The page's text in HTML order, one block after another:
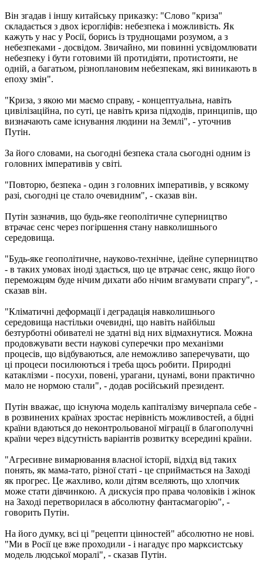
Він згадав і іншу китайську приказку: "Слово "криза"
складається з двох ієрогліфів: небезпека і можливість. Як
кажуть у нас у Росії, борись із труднощами розумом, а з
небезпеками - досвідом. Звичайно, ми повинні усвідомлювати
небезпеку і бути готовими їй протидіяти, протистояти, не
одній, а багатьом, різноплановим небезпекам, які виникають в
епоху змін".
"Криза, з якою ми маємо справу, - концептуальна, навіть
цивілізаційна, по суті, це навіть криза підходів, принципів, що
визначають саме існування людини на Землі", - уточнив
Путін.
За його словами, на сьогодні безпека стала сьогодні одним із
головних імперативів у світі.
"Повторю, безпека - один з головних імперативів, у всякому
разі, сьогодні це стало очевидним", - сказав він.
Путін зазначив, що будь-яке геополітичне суперництво
втрачає сенс через погіршення стану навколишнього
середовища.
"Будь-яке геополітичне, науково-технічне, ідейне суперництво
- в таких умовах іноді здається, що це втрачає сенс, якщо його
переможцям буде нічим дихати або нічим вгамувати спрагу", -
сказав він.
"Кліматичні деформації і деградація навколишнього
середовища настільки очевидні, що навіть найбільш
безтурботні обивателі не здатні від них відмахнутися. Можна
продовжувати вести наукові суперечки про механізми
процесів, що відбуваються, але неможливо заперечувати, що
ці процеси посилюються і треба щось робити. Природні
катаклізми - посухи, повені, урагани, цунамі, вони практично
мало не нормою стали", - додав російський президент.
Путін вважає, що існуюча модель капіталізму вичерпала себе -
в розвинених країнах зростає нерівність можливостей, а бідні
країни вдаються до неконтрольованої міграції в благополучні
країни через відсутність варіантів розвитку всередині країни.
"Агресивне вимарювання власної історії, відхід від таких
понять, як мама-тато, різної статі - це сприймається на Заході
як прогрес. Це жахливо, коли дітям вселяють, що хлопчик
може стати дівчинкою. А дискусія про права чоловіків і жінок
на Заході перетворилася в абсолютну фантасмагорію", -
говорить Путін.
На його думку, всі ці "рецепти цінностей" абсолютно не нові.
"Ми в Росії це вже проходили - і нагадує про марксистську
модель людської моралі", - сказав Путін.